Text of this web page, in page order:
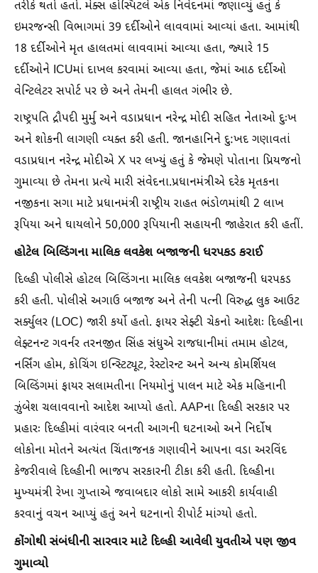
તરીકે થતો હતો. મેક્સ હોસ્પિટલે એક નિવેદનમાં જણાવ્યું હતું કે
ઇમરજન્સી વિભાગમાં 39 દર્દીઓને લાવવામાં આવ્યાં હતા. આમાંથી
18 દર્દીઓને મૃત હાલતમાં લાવવામાં આવ્યા હતા, જ્યારે 15
દર્દીઓને ICUમાં દાખલ કરવામાં આવ્યા હતા, જેમાં આઠ દર્દીઓ
વેન્ટિલેટર સપોર્ટ પર છે અને તેમની હાલત ગંભીર છે.
રાષ્ટ્રપતિ દ્રૌપદી મુર્મુ અને વડાપ્રધાન નરેન્દ્ર મોદી સહિત નેતાઓ દુઃખ
અને શોકની લાગણી વ્યક્ત કરી હતી. જાનહાનિને દુ:ખદ ગણાવતાં
વડાપ્રધાન નરેન્દ્ર મોદીએ X પર લખ્યું હતું કે જેમણે પોતાના પ્રિયજનો
ગુમાવ્યા છે તેમના પ્રત્યે મારી સંવેદના.પ્રધાનમંત્રીએ દરેક મૃતકના
નજીકના સગા માટે પ્રધાનમંત્રી રાષ્ટ્રીય રાહત ભંડોળમાંથી 2 લાખ
રૂપિયા અને ઘાયલોને 50,000 રૂપિયાની સહાયની જાહેરાત કરી હતીં.
હોટેલ બિલ્ડિંગના માલિક લવકેશ બજાજની ધરપકડ કરાઈ
દિલ્હી પોલીસે હોટલ બિલ્ડિંગના માલિક લવકેશ બજાજની ધરપકડ
કરી હતી. પોલીસે અગાઉ બજાજ અને તેની પત્ની વિરુદ્ધ લુક આઉટ
સર્ક્યુલર (LOC) જારી કર્યો હતો. ફાયર સેફ્ટી ચેકનો આદેશઃ દિલ્હીના
લેફ્ટનન્ટ ગવર્નર તરનજીત સિંહ સંધુએ રાજધાનીમાં તમામ હોટલ,
નર્સિંગ હોમ, કોચિંગ ઇન્સ્ટિટ્યૂટ, રેસ્ટોરન્ટ અને અન્ય કોમર્શિયલ
બિલ્ડિંગમાં ફાયર સલામતીના નિયમોનું પાલન માટે એક મહિનાની
ઝુંબેશ ચલાવવાનો આદેશ આપ્યો હતો. AAPના દિલ્હી સરકાર પર
પ્રહારઃ દિલ્હીમાં વારંવાર બનતી આગની ઘટનાઓ અને નિર્દોષ
લોકોના મોતને અત્યંત ચિંતાજનક ગણાવીને આપના વડા અરવિંદ
કેજરીવાલે દિલ્હીની ભાજપ સરકારની ટીકા કરી હતી. દિલ્હીના
મુખ્યમંત્રી રેખા ગુપ્તાએ જવાબદાર લોકો સામે આકરી કાર્યવાહી
કરવાનું વચન આપ્યું હતું અને ઘટનાનો રીપોર્ટ માંગ્યો હતો.
કોંગોથી સંબંધીની સારવાર માટે દિલ્હી આવેલી યુવતીએ પણ જીવ
ગુમાવ્યો